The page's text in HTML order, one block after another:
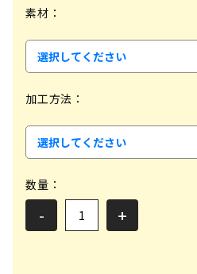
素材：
選択してください
加工方法：
選択してください
数量：
- +